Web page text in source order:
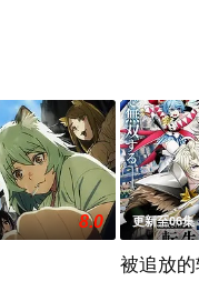
8.0 更新至06集
被追放